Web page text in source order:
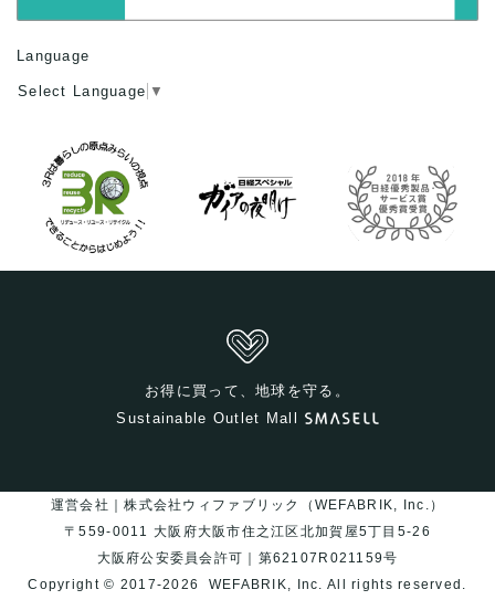
Language
Select Language ▼
お得に買って、地球を守る。
Sustainable Outlet Mall
運営会社｜株式会社ウィファブリック（WEFABRIK, Inc.）
〒559-0011 大阪府大阪市住之江区北加賀屋5丁目5-26
大阪府公安委員会許可｜第62107R021159号
Copyright © 2017-2026
WEFABRIK, Inc.All rights reserved.